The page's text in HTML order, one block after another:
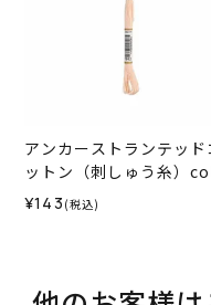
アンカーストランテッド
ットン（刺しゅう糸）
012
¥143 (税込)